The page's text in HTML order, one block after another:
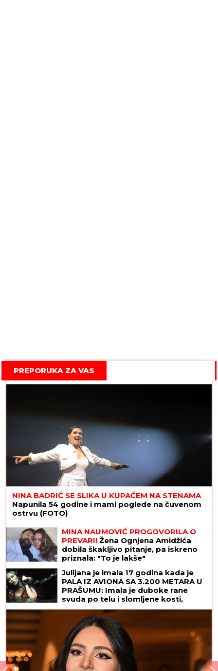
PREPORUKA ZA VAS
NINA BADRIĆ SE SLIKA U KUPAĆEM NA STENAMA
Napunila 54 godine i mami poglede na čuvenom
ostrvu (FOTO)
MINA NAUMOVIĆ PROGOVORILA O
PREVARI! Žena Ognjena Amidžića
dobila škakljivo pitanje, pa iskreno
priznala: "To je lakše"
Julijana je imala 17 godina kada je
PALA IZ AVIONA SA 3.200 METARA U
PRAŠUMU: Imala je duboke rane
svuda po telu i slomljene kosti,
videla je MRTVU MAJKU, ali nije želela
da se preda